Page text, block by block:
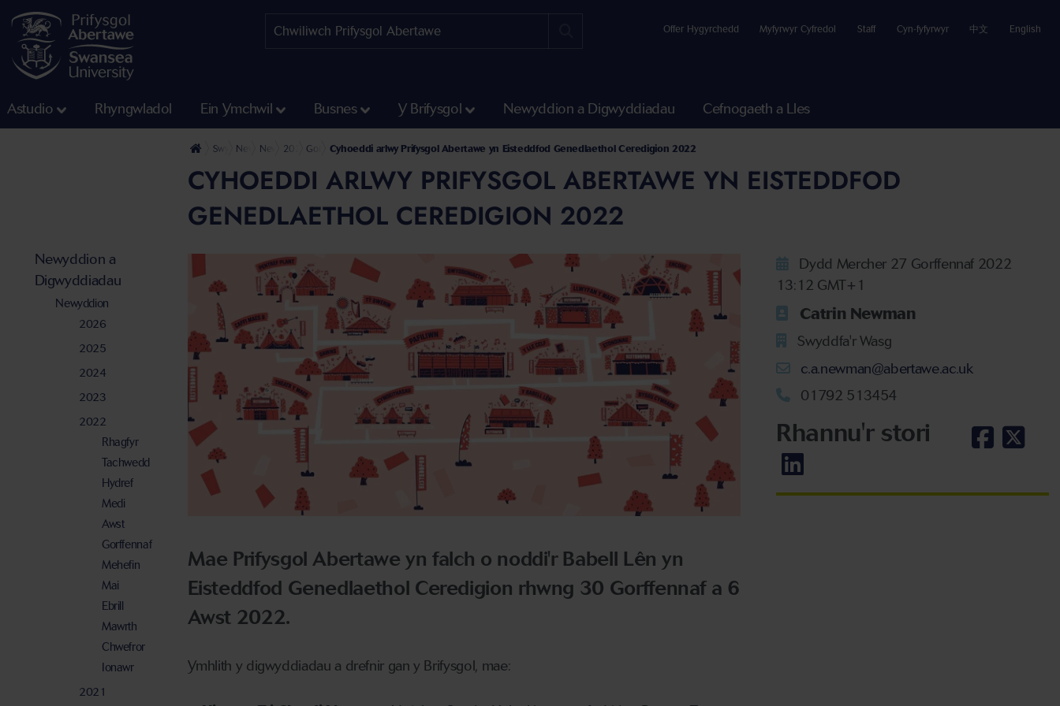
Offer Hygyrchedd Myfyrwyr Cyfredol Staff Cyn-fyfyrwyr 中文 English
Astudio Rhyngwladol Ein Ymchwil Busnes Y Brifysgol Newyddion a Digwyddiadau Cefnogaeth a Lles
Swyddfa'r Wasg
Newyddion a Digwyddiadau
Newyddion
2022GorffennafCyhoeddi arlwy Prifysgol Abertawe yn Eisteddfod Genedlaethol Ceredigion 2022
CYHOEDDI ARLWY PRIFYSGOL ABERTAWE YN EISTEDDFOD
GENEDLAETHOL CEREDIGION 2022
Mae Prifysgol Abertawe yn falch o noddi'r Babell Lên yn
Eisteddfod Genedlaethol Ceredigion rhwng 30 Gorffennaf a 6
Awst 2022.
Ymhlith y digwyddiadau a drefnir gan y Brifysgol, mae:
Dydd Mercher 27 Gorffennaf 2022
13:12 GMT+1
Catrin Newman
Swyddfa'r Wasg
c.a.newman@abertawe.ac.uk
01792 513454
Rhannu'r stori
Newyddion a
Digwyddiadau
Newyddion
2026
2025
2024
2023
2022
Rhagfyr
Tachwedd
Hydref
Medi
Awst
Gorffennaf
Mehefin
Mai
Ebrill
Mawrth
Chwefror
Ionawr
2021